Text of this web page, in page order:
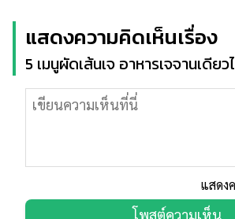
แสดงความคิดเห็นเรื่อง
5 เมนูผัดเส้นเจ อาหารเจจานเดีย
แสดง
โพสต์ความเห็น